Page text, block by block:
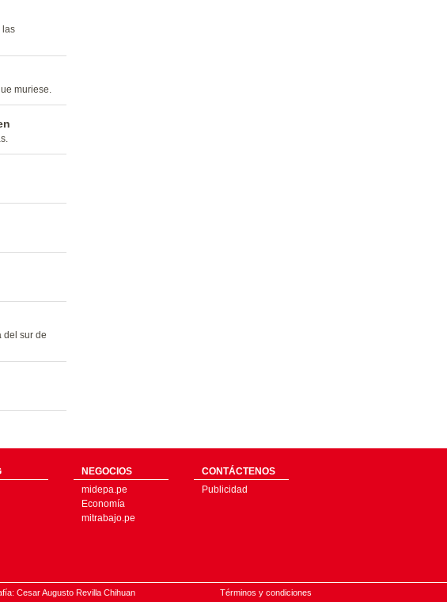
las
muriese.
del sur de
NEGOCIOS
midepa.pe
Economía
mitrabajo.pe
CONTÁCTENOS
Publicidad
Cesar Augusto Revilla Chihuan Términos y condiciones